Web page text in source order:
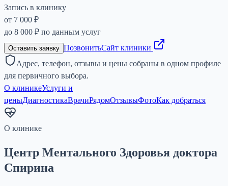
Запись в клинику
от 7 000 ₽
до 8 000 ₽ по данным услуг
Оставить заявку ПозвонитьСайт клиники
Адрес, телефон, отзывы и цены собраны в одном профиле
для первичного выбора.
О клиникеУслуги и
ценыДиагностикаВрачиРядомОтзывыФотоКак добраться
О клинике
Центр Ментального Здоровья доктора
Спирина